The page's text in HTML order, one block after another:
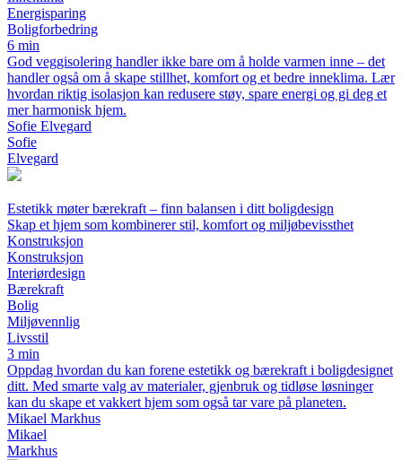
Energisparing
Boligforbedring
6 min
God veggisolering handler ikke bare om å holde varmen inne – det
handler også om å skape stillhet, komfort og et bedre inneklima. Lær
hvordan riktig isolasjon kan redusere støy, spare energi og gi deg et
mer harmonisk hjem.
Sofie Elvegard
Sofie
Elvegard
Estetikk møter bærekraft – finn balansen i ditt boligdesign
Skap et hjem som kombinerer stil, komfort og miljøbevissthet
Konstruksjon
Konstruksjon
Interiørdesign
Bærekraft
Bolig
Miljøvennlig
Livsstil
3 min
Oppdag hvordan du kan forene estetikk og bærekraft i boligdesignet
ditt. Med smarte valg av materialer, gjenbruk og tidløse løsninger
kan du skape et vakkert hjem som også tar vare på planeten.
Mikael Markhus
Mikael
Markhus